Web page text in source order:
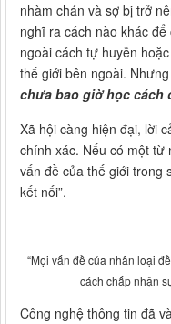
nhàm chán và sợ bị trở
nghĩ ra cách nào khác
ngoài cách tự huyễn
thế giới bên ngoài.
chưa bao giờ học cách
Xã hội càng hiện đại, lời
chính xác. Nếu có một từ
vấn đề của thế giới trong
kết nối”.
“Mọi vấn đề của nhân loại
cách chấp nhận
Công nghệ thông tin đã